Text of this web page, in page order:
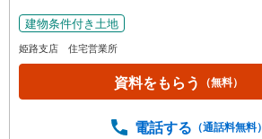
マ
イ
ペ
ジ
建物条件付き土地
姫路支店 住宅営業所
資料をもらう （無料）
電話する （通話料無料）